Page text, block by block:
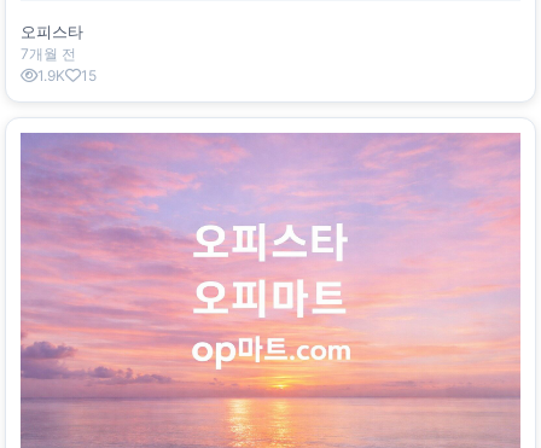
파급효과를 구조적으로 정리한다. 2. 사건 분석 2.1 오피스타: 동형
(同形) 사이트의 동시 출현과 브랜드 희석
오피스타
7개월 전
1.9K
15